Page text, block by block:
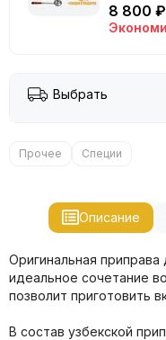
8 800 ₽
Выбрать
Прочее Специи
Описание
Оригинальная приправа
идеальное сочетание
позволит приготовить
В состав узбекской